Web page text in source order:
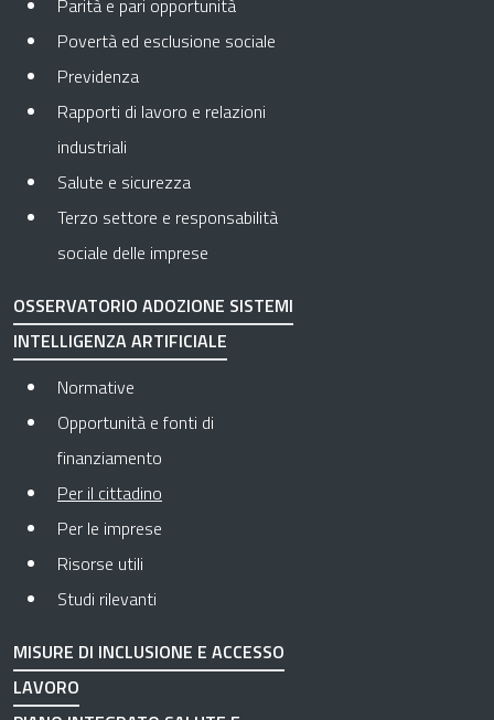
Parità e pari opportunità
Povertà ed esclusione sociale
Previdenza
Rapporti di lavoro e relazioni
industriali
Salute e sicurezza
Terzo settore e responsabilità
sociale delle imprese
OSSERVATORIO ADOZIONE SISTEMI
INTELLIGENZA ARTIFICIALE
Normative
Opportunità e fonti di
finanziamento
Per il cittadino
Per le imprese
Risorse utili
Studi rilevanti
MISURE DI INCLUSIONE E ACCESSO
LAVORO